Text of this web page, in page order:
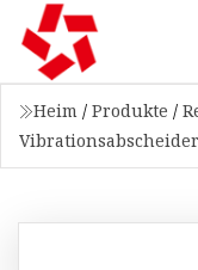
Heim / Produkte /
Vibrationsabscheider